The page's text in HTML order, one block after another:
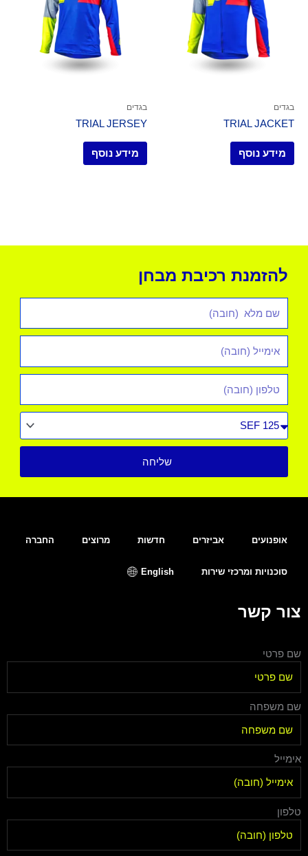
בגדים
TRIAL JACKET
מידע נוסף
בגדים
TRIAL JERSEY
מידע נוסף
להזמנת רכיבת מבחן
מלא
רכב
שליחה
אופנועים אביזרים חדשות מרוצים החברה
סוכנויות ומרכזי שירות English
צור קשר
שם פרטי
שם משפחה
אימייל
טלפון